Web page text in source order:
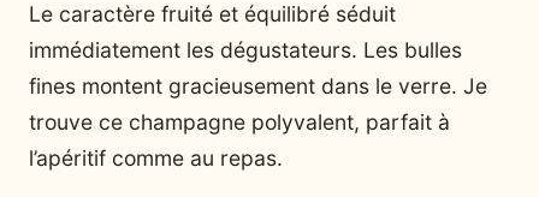
Le caractère fruité et équilibré séduit
immédiatement les dégustateurs. Les bulles
fines montent gracieusement dans le verre. Je
trouve ce champagne polyvalent, parfait à
l’apéritif comme au repas.